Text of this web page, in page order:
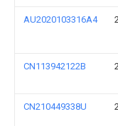
AU2020103316A4
CN113942122B
CN210449338U